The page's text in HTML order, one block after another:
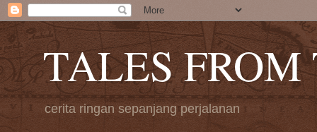
TALES FROM
cerita ringan sepanjang perjalanan